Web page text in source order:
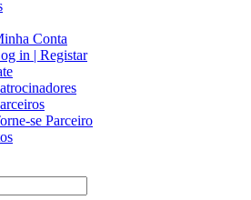
Conta
in | Registar
se Parceiro